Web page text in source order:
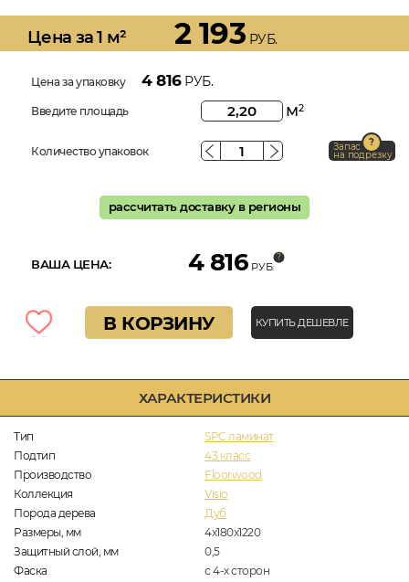
ХАРАКТЕРИСТИКИ
Тип
SPC ламинат
Подтип
43 класс
Производство
Floorwood
Коллекция
Visio
Порода дерева
Дуб
Размеры, мм
4х180х1220
Защитный слой, мм
0,5
Фаска
с 4-х сторон
Цена за 1 м² 2 193 РУБ.
Цена за упаковку 4 816РУБ.
Введите площадь м2
Количество упаковок Запас
на подрезку
рассчитать доставку в регионы
ВАША ЦЕНА: 4 816 РУБ.
В КОРЗИНУ КУПИТЬ ДЕШЕВЛЕ